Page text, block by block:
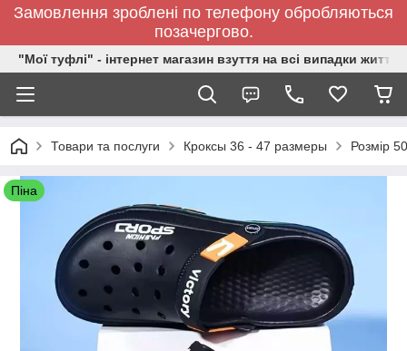
Замовлення зроблені по телефону обробляються
позачергово.
"Мої туфлі" - інтернет магазин взуття на всі випадки життя.
Товари та послуги Кроксы 36 - 47 размеры Розмір
Піна